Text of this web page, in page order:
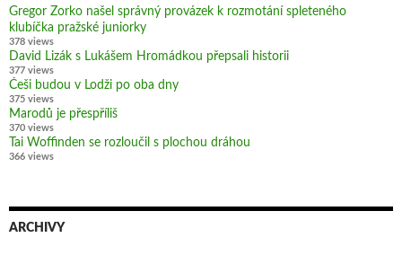
Gregor Zorko našel správný provázek k rozmotání spleteného
klubíčka pražské juniorky
378 views
David Lizák s Lukášem Hromádkou přepsali historii
377 views
Češi budou v Lodži po oba dny
375 views
Marodů je přespříliš
370 views
Tai Woffinden se rozloučil s plochou dráhou
366 views
ARCHIVY